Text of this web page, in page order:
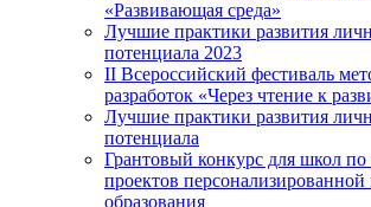
«Развивающая среда»
Лучшие практики развития
потенциала 2023
II Всероссийский фестиваль
разработок «Через чтение к
Лучшие практики развития
потенциала
Грантовый конкурс для школ
проектов персонализированной
образования